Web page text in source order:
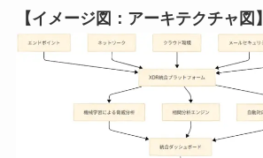
【イメージ図：アーキテクチャ図】